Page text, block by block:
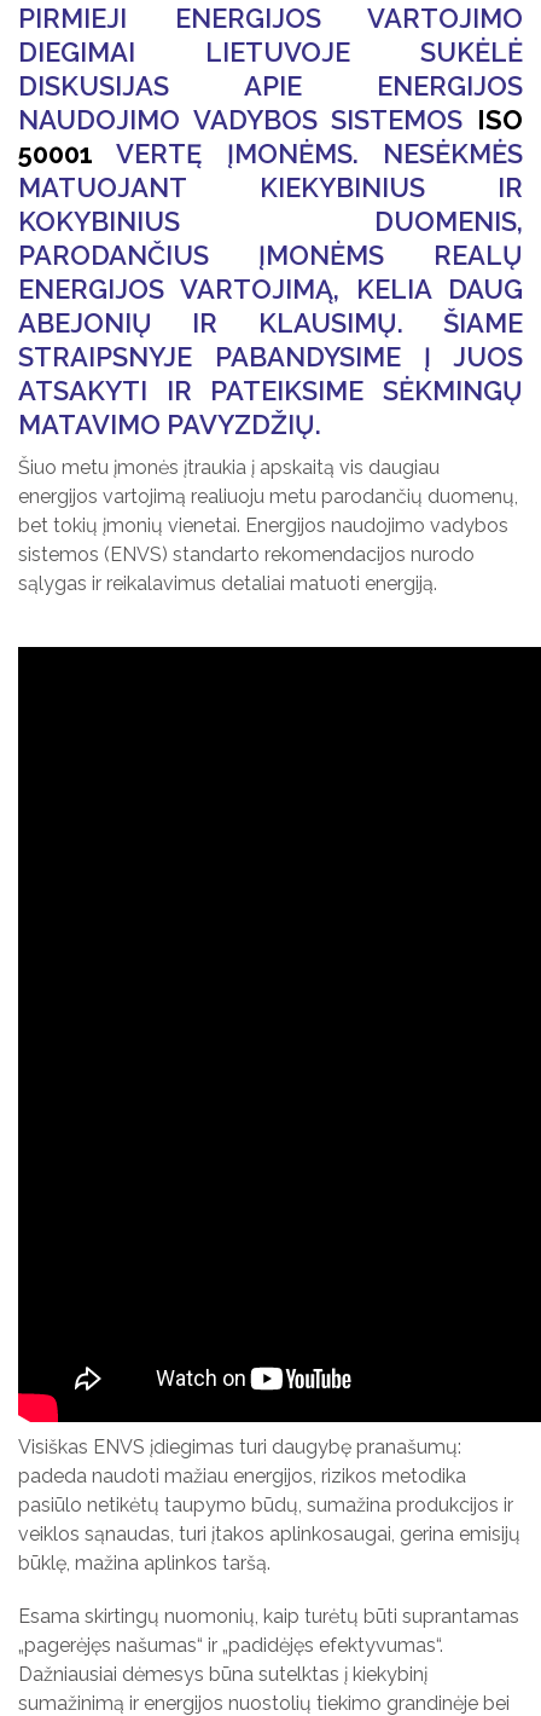
PIRMIEJI ENERGIJOS VARTOJIMO
DIEGIMAI LIETUVOJE SUKĖLĖ
DISKUSIJAS APIE ENERGIJOS
NAUDOJIMO VADYBOS SISTEMOS ISO
50001 VERTĘ ĮMONĖMS. NESĖKMĖS
MATUOJANT KIEKYBINIUS IR
KOKYBINIUS DUOMENIS,
PARODANČIUS ĮMONĖMS REALŲ
ENERGIJOS VARTOJIMĄ, KELIA DAUG
ABEJONIŲ IR KLAUSIMŲ. ŠIAME
STRAIPSNYJE PABANDYSIME Į JUOS
ATSAKYTI IR PATEIKSIME SĖKMINGŲ
MATAVIMO PAVYZDŽIŲ.
Šiuo metu įmonės įtraukia į apskaitą vis daugiau
energijos vartojimą realiuoju metu parodančių duomenų,
bet tokių įmonių vienetai. Energijos naudojimo vadybos
sistemos (ENVS) standarto rekomendacijos nurodo
sąlygas ir reikalavimus detaliai matuoti energiją.
Visiškas ENVS įdiegimas turi daugybę pranašumų:
padeda naudoti mažiau energijos, rizikos metodika
pasiūlo netikėtų taupymo būdų, sumažina produkcijos ir
veiklos sąnaudas, turi įtakos aplinkosaugai, gerina emisijų
būklę, mažina aplinkos taršą.
Esama skirtingų nuomonių, kaip turėtų būti suprantamas
„pagerėjęs našumas“ ir „padidėjęs efektyvumas“.
Dažniausiai dėmesys būna sutelktas į kiekybinį
sumažinimą ir energijos nuostolių tiekimo grandinėje bei